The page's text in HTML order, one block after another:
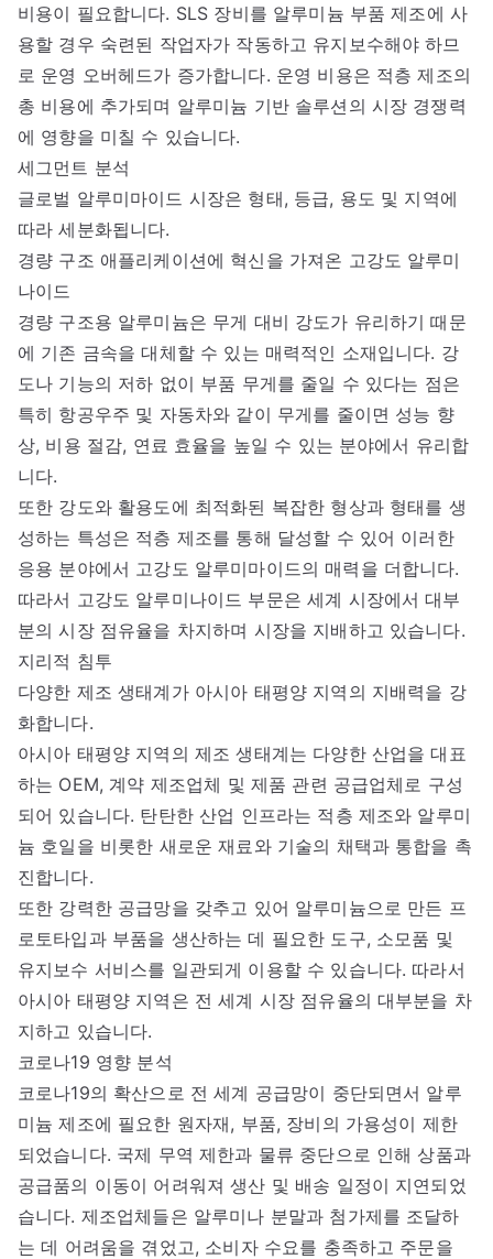
비용이 필요합니다. SLS 장비를 알루미늄 부품 제조에 사
용할 경우 숙련된 작업자가 작동하고 유지보수해야 하므
로 운영 오버헤드가 증가합니다. 운영 비용은 적층 제조의
총 비용에 추가되며 알루미늄 기반 솔루션의 시장 경쟁력
에 영향을 미칠 수 있습니다.
세그먼트 분석
글로벌 알루미마이드 시장은 형태, 등급, 용도 및 지역에
따라 세분화됩니다.
경량 구조 애플리케이션에 혁신을 가져온 고강도 알루미
나이드
경량 구조용 알루미늄은 무게 대비 강도가 유리하기 때문
에 기존 금속을 대체할 수 있는 매력적인 소재입니다. 강
도나 기능의 저하 없이 부품 무게를 줄일 수 있다는 점은
특히 항공우주 및 자동차와 같이 무게를 줄이면 성능 향
상, 비용 절감, 연료 효율을 높일 수 있는 분야에서 유리합
니다.
또한 강도와 활용도에 최적화된 복잡한 형상과 형태를 생
성하는 특성은 적층 제조를 통해 달성할 수 있어 이러한
응용 분야에서 고강도 알루미마이드의 매력을 더합니다.
따라서 고강도 알루미나이드 부문은 세계 시장에서 대부
분의 시장 점유율을 차지하며 시장을 지배하고 있습니다.
지리적 침투
다양한 제조 생태계가 아시아 태평양 지역의 지배력을 강
화합니다.
아시아 태평양 지역의 제조 생태계는 다양한 산업을 대표
하는 OEM, 계약 제조업체 및 제품 관련 공급업체로 구성
되어 있습니다. 탄탄한 산업 인프라는 적층 제조와 알루미
늄 호일을 비롯한 새로운 재료와 기술의 채택과 통합을 촉
진합니다.
또한 강력한 공급망을 갖추고 있어 알루미늄으로 만든 프
로토타입과 부품을 생산하는 데 필요한 도구, 소모품 및
유지보수 서비스를 일관되게 이용할 수 있습니다. 따라서
아시아 태평양 지역은 전 세계 시장 점유율의 대부분을 차
지하고 있습니다.
코로나19 영향 분석
코로나19의 확산으로 전 세계 공급망이 중단되면서 알루
미늄 제조에 필요한 원자재, 부품, 장비의 가용성이 제한
되었습니다. 국제 무역 제한과 물류 중단으로 인해 상품과
공급품의 이동이 어려워져 생산 및 배송 일정이 지연되었
습니다. 제조업체들은 알루미나 분말과 첨가제를 조달하
는 데 어려움을 겪었고, 소비자 수요를 충족하고 주문을